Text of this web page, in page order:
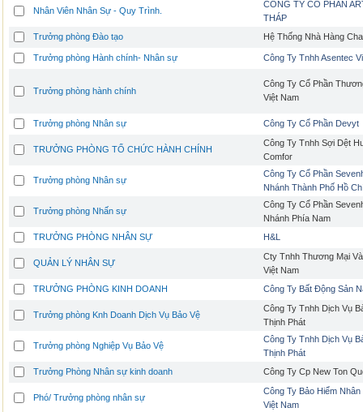
Nhân Viên Nhân Sự - Quy Trình.
CÔNG TY CỔ PHẦN
THÁP
Trưởng phòng Đào tạo
Hệ Thống Nhà Hàng
Trưởng phòng Hành chính- Nhân sự Công Ty Tnhh Asentec
Trưởng phòng hành chính
Công Ty Cổ Phần
Việt Nam
Trưởng phòng Nhân sự Công Ty Cổ Phần Devyt
TRƯỞNG PHÒNG TỔ CHỨC HÀNH CHÍNH
Công Ty Tnhh Sợi Dệt
Comfor
Trưởng phòng Nhân sự
Công Ty Cổ Phần
Nhánh Thành Phố Hồ
Trưởng phòng Nhấn sự
Công Ty Cổ Phần
Nhánh Phía Nam
TRƯỞNG PHÒNG NHÂN SỰ
H&L
QUẢN LÝ NHÂN SỰ
Cty Tnhh Thương Mại
Việt Nam
TRƯỞNG PHÒNG KINH DOANH
Công Ty Bất Động Sản
Trưởng phòng Knh Doanh Dịch Vụ Bảo Vệ
Công Ty Tnhh Dịch Vụ
Thịnh Phát
Trưởng phòng Nghiệp Vụ Bảo Vệ
Công Ty Tnhh Dịch Vụ
Thịnh Phát
Trưởng Phòng Nhân sự kinh doanh
Công Ty Cp New Ton
Phó/ Trưởng phòng nhân sự
Công Ty Bảo Hiểm
Việt Nam